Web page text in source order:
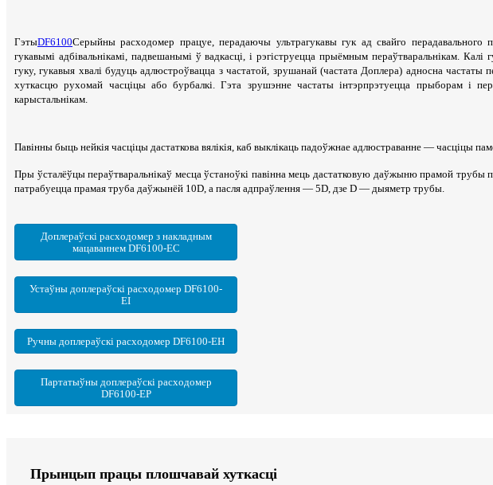
ГэтыDF6100Серыйны расходомер працуе, перадаючы ультрагукавы гук ад свайго перадавального
гукавымі адбівальнікамі, падвешанымі ў вадкасці, і рэгіструецца прыёмным пераўтваральнікам.
гуку, гукавыя хвалі будуць адлюстроўвацца з частатой, зрушанай (частата Доплера) адносна частаты
хуткасцю рухомай часціцы або бурбалкі. Гэта зрушэнне частаты інтэрпрэтуецца прыборам і
карыстальнікам.
Павінны быць нейкія часціцы дастаткова вялікія, каб выклікаць падоўжнае адлюстраванне — часціцы
Пры ўсталёўцы пераўтваральнікаў месца ўстаноўкі павінна мець дастатковую даўжыню прамой трубы
патрабуецца прамая труба даўжынёй 10D, а пасля адпраўлення — 5D, дзе D — дыяметр трубы.
Доплераўскі расходомер з накладным
мацаваннем DF6100-EC
Устаўны доплераўскі расходомер DF6100-
EI
Ручны доплераўскі расходомер DF6100-EH
Партатыўны доплераўскі расходомер
DF6100-EP
Прынцып працы плошчавай хуткасці